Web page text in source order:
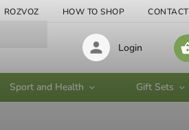
ROZVOZ HOW TO SHOP CONTACT
Login
Sport and Health Gift Sets